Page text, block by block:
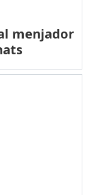
menjador